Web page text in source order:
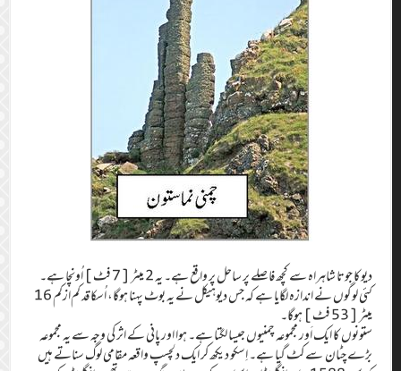
دیوکا جوتا شاہراہ سے کچھ فاصلے پر ساحل پر واقع ہے۔‏ یہ 2 میٹر [‏7 فٹ]‏ اُونچا ہے۔‏
کئی لوگوں نے اندازہ لگایا ہے کہ جس دیوہیکل نے یہ بوٹ پہنا ہوگا،‏ اُسکا قد کم‌ازکم 16
میٹر [53 فٹ]‏ ہوگا۔‏
ستونوں کا ایک اَور مجموعہ چمنیوں جیسا لگتا ہے۔‏ ہوا اور پانی کے اثر کی وجہ سے یہ مجموعہ
بڑے چٹان سے کٹ گیا ہے۔‏ اِسکو دیکھ کر ایک دلچسپ واقعہ مقامی لوگ سناتے ہیں